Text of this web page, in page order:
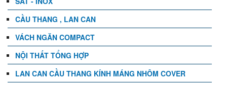
CẦU THANG , LAN CAN
VÁCH NGĂN COMPACT
NỘI THẤT TỔNG HỢP
LAN CAN CẦU THANG KÍNH MÁNG NHÔM COVER